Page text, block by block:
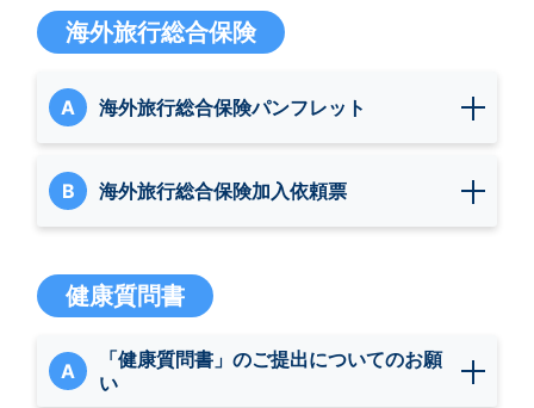
海外旅行総合保険
A 海外旅行総合保険パンフレット
B 海外旅行総合保険加入依頼票
健康質問書
A
「健康質問書」のご提出についてのお願
い